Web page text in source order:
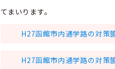
てまいります。
H27函館市内通学路の対策
H27函館市内通学路の対策